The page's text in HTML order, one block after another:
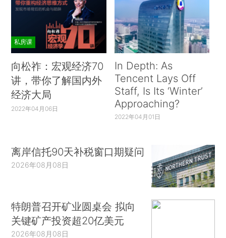
私房课
向松祚：宏观经济70
讲，带你了解国内外
经济大局
2022年04月06日
In Depth: As
Tencent Lays Off
Staff, Is Its ‘Winter’
Approaching?
2022年04月01日
离岸信托90天补税窗口期疑问
2026年08月08日
特朗普召开矿业圆桌会 拟向
关键矿产投资超20亿美元
2026年08月08日